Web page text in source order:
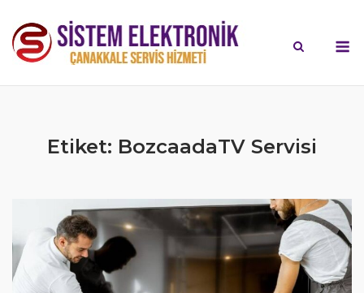
content
Etiket: BozcaadaTV Servisi